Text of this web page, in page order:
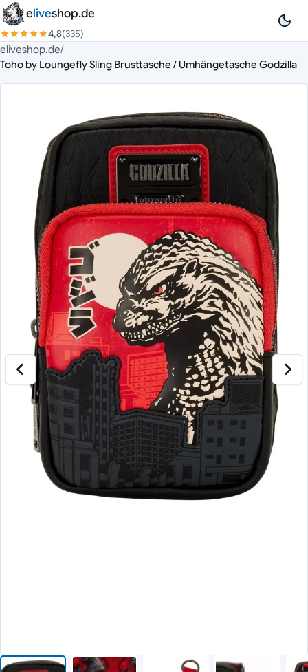
Zum Inhalt springen
eliveshop.de
4,8(335)
eliveshop.de/
Toho by Loungefly Sling Brusttasche / Umhängetasche Godzilla